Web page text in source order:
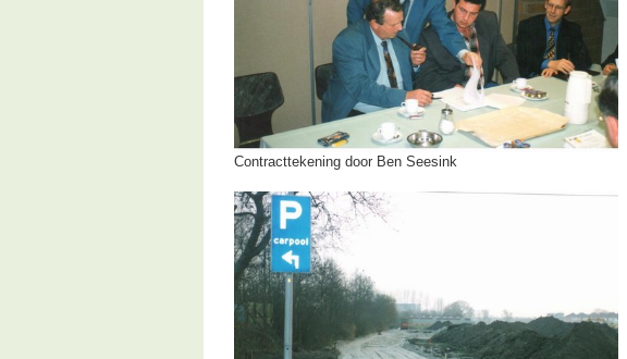
Contracttekening door Ben Seesink